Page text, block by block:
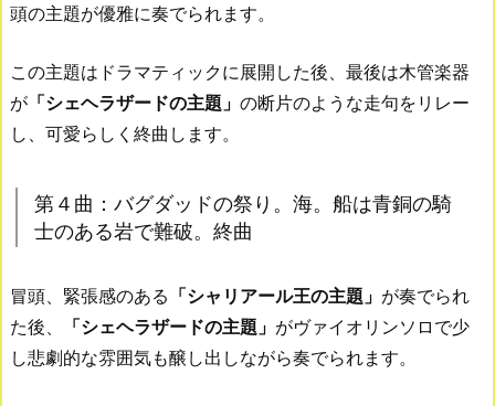
頭の主題が優雅に奏でられます。
この主題はドラマティックに展開した後、最後は木管楽器
が 「シェヘラザードの主題」 の断片のような走句をリレー
し、可愛らしく終曲します。
第４曲：バグダッドの祭り。海。船は青銅の騎
士のある岩で難破。終曲
冒頭、緊張感のある 「シャリアール王の主題」 が奏でられ
た後、
「シェヘラザードの主題」 がヴァイオリンソロで少
し悲劇的な雰囲気も醸し出しながら奏でられます。